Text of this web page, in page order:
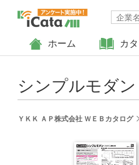
ホーム カ
シンプルモダ
ＹＫＫ ＡＰ株式会社 ＷＥＢカタログ